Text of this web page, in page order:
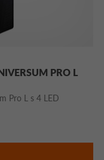
PRO L
Pro L s 4 LED